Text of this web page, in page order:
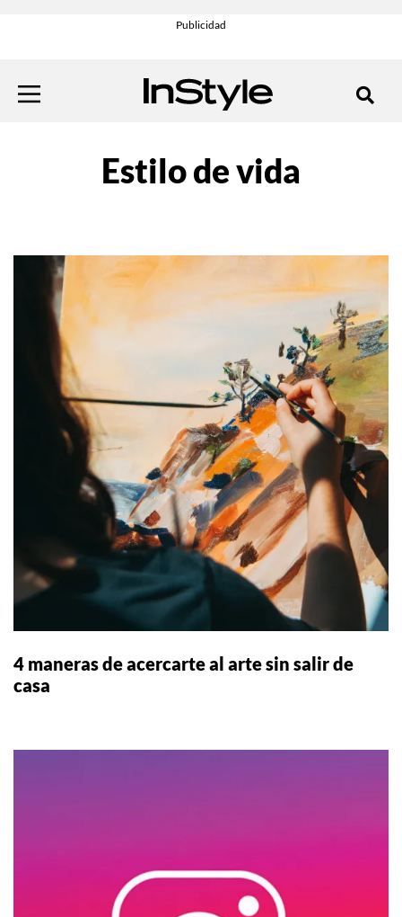
Estilo de vida
4 maneras de acercarte al arte sin salir de
casa